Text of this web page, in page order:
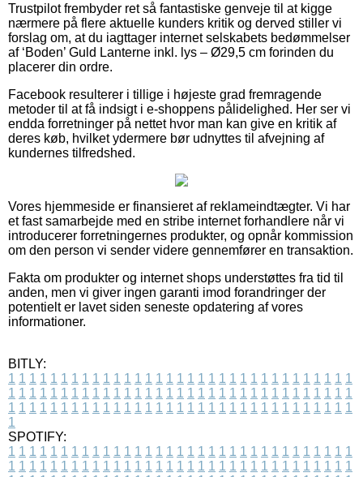
Trustpilot frembyder ret så fantastiske genveje til at kigge
nærmere på flere aktuelle kunders kritik og derved stiller vi
forslag om, at du iagttager internet selskabets bedømmelser
af ‘Boden’ Guld Lanterne inkl. lys – Ø29,5 cm forinden du
placerer din ordre.
Facebook resulterer i tillige i højeste grad fremragende
metoder til at få indsigt i e-shoppens pålidelighed. Her ser vi
endda forretninger på nettet hvor man kan give en kritik af
deres køb, hvilket ydermere bør udnyttes til afvejning af
kundernes tilfredshed.
Vores hjemmeside er finansieret af reklameindtægter. Vi har
et fast samarbejde med en stribe internet forhandlere når vi
introducerer forretningernes produkter, og opnår kommission
om den person vi sender videre gennemfører en transaktion.
Fakta om produkter og internet shops understøttes fra tid til
anden, men vi giver ingen garanti imod forandringer der
potentielt er lavet siden seneste opdatering af vores
informationer.
BITLY:
1 1 1 1 1 1 1 1 1 1 1 1 1 1 1 1 1 1 1 1 1 1 1 1 1 1 1 1 1 1 1 1 1
1 1 1 1 1 1 1 1 1 1 1 1 1 1 1 1 1 1 1 1 1 1 1 1 1 1 1 1 1 1 1 1 1
1 1 1 1 1 1 1 1 1 1 1 1 1 1 1 1 1 1 1 1 1 1 1 1 1 1 1 1 1 1 1 1 1
1
SPOTIFY:
1 1 1 1 1 1 1 1 1 1 1 1 1 1 1 1 1 1 1 1 1 1 1 1 1 1 1 1 1 1 1 1 1
1 1 1 1 1 1 1 1 1 1 1 1 1 1 1 1 1 1 1 1 1 1 1 1 1 1 1 1 1 1 1 1 1